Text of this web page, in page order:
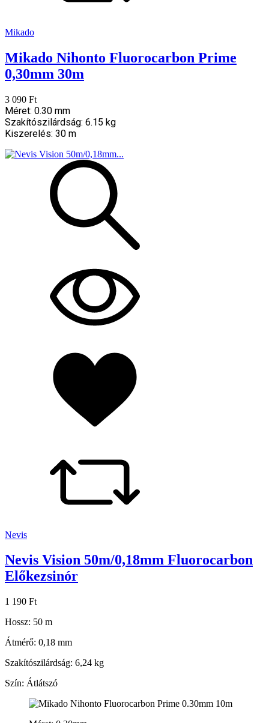
Mikado
Mikado Nihonto Fluorocarbon Prime
0,30mm 30m
3 090 Ft
Méret: 0.30 mm
Szakítószilárdság: 6.15 kg
Kiszerelés: 30 m
Nevis
Nevis Vision 50m/0,18mm Fluorocarbon
Előkezsinór
1 190 Ft
Hossz: 50 m
Átmérő: 0,18 mm
Szakítószilárdság: 6,24 kg
Szín: Átlátszó